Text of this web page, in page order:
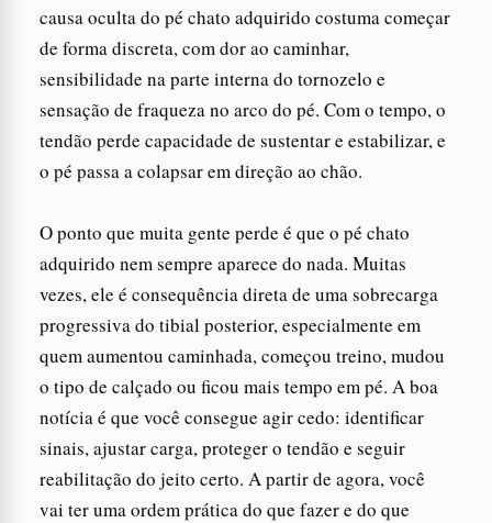
causa oculta do pé chato adquirido costuma começar
de forma discreta, com dor ao caminhar,
sensibilidade na parte interna do tornozelo e
sensação de fraqueza no arco do pé. Com o tempo, o
tendão perde capacidade de sustentar e estabilizar, e
o pé passa a colapsar em direção ao chão.
O ponto que muita gente perde é que o pé chato
adquirido nem sempre aparece do nada. Muitas
vezes, ele é consequência direta de uma sobrecarga
progressiva do tibial posterior, especialmente em
quem aumentou caminhada, começou treino, mudou
o tipo de calçado ou ficou mais tempo em pé. A boa
notícia é que você consegue agir cedo: identificar
sinais, ajustar carga, proteger o tendão e seguir
reabilitação do jeito certo. A partir de agora, você
vai ter uma ordem prática do que fazer e do que